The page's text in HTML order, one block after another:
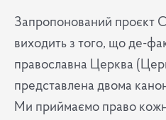
Запропонований проєкт
виходить з того, що де-
православна Церква
представлена двома
Ми приймаємо право